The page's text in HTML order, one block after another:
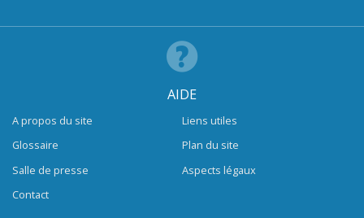
AIDE
A propos du site
Glossaire
Salle de presse
Contact
Liens utiles
Plan du site
Aspects légaux